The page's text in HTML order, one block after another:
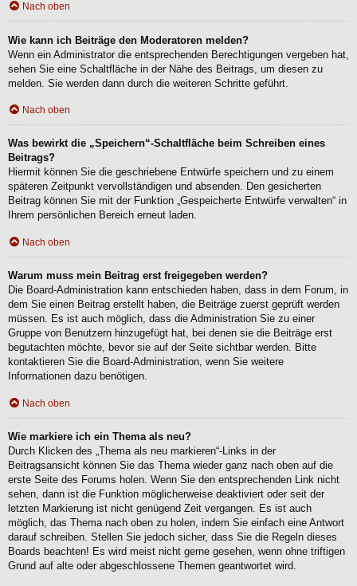
Nach oben
Wie kann ich Beiträge den Moderatoren melden?
Wenn ein Administrator die entsprechenden Berechtigungen vergeben hat,
sehen Sie eine Schaltfläche in der Nähe des Beitrags, um diesen zu
melden. Sie werden dann durch die weiteren Schritte geführt.
Nach oben
Was bewirkt die „Speichern“-Schaltfläche beim Schreiben eines
Beitrags?
Hiermit können Sie die geschriebene Entwürfe speichern und zu einem
späteren Zeitpunkt vervollständigen und absenden. Den gesicherten
Beitrag können Sie mit der Funktion „Gespeicherte Entwürfe verwalten“ in
Ihrem persönlichen Bereich erneut laden.
Nach oben
Warum muss mein Beitrag erst freigegeben werden?
Die Board-Administration kann entschieden haben, dass in dem Forum, in
dem Sie einen Beitrag erstellt haben, die Beiträge zuerst geprüft werden
müssen. Es ist auch möglich, dass die Administration Sie zu einer
Gruppe von Benutzern hinzugefügt hat, bei denen sie die Beiträge erst
begutachten möchte, bevor sie auf der Seite sichtbar werden. Bitte
kontaktieren Sie die Board-Administration, wenn Sie weitere
Informationen dazu benötigen.
Nach oben
Wie markiere ich ein Thema als neu?
Durch Klicken des „Thema als neu markieren“-Links in der
Beitragsansicht können Sie das Thema wieder ganz nach oben auf die
erste Seite des Forums holen. Wenn Sie den entsprechenden Link nicht
sehen, dann ist die Funktion möglicherweise deaktiviert oder seit der
letzten Markierung ist nicht genügend Zeit vergangen. Es ist auch
möglich, das Thema nach oben zu holen, indem Sie einfach eine Antwort
darauf schreiben. Stellen Sie jedoch sicher, dass Sie die Regeln dieses
Boards beachten! Es wird meist nicht gerne gesehen, wenn ohne triftigen
Grund auf alte oder abgeschlossene Themen geantwortet wird.